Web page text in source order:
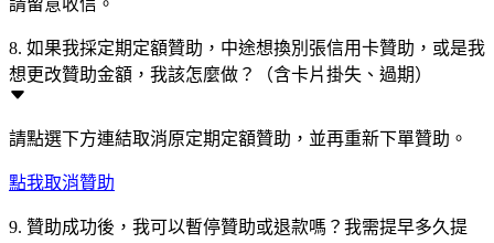
請留意收信。
8. 如果我採定期定額贊助，中途想換別張信用卡贊助，或是我
想更改贊助金額，我該怎麼做？（含卡片掛失、過期）
請點選下方連結取消原定期定額贊助，並再重新下單贊助。
點我取消贊助
9. 贊助成功後，我可以暫停贊助或退款嗎？我需提早多久提